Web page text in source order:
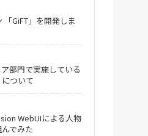
「GiFT」を開発しま
部門で実施している
ついて
WebUIによる人物
でみた